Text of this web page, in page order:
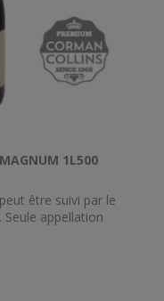
1L500
être suivi par le
appellation
proche des
en 1er Cru.